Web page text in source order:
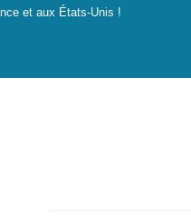
et aux États-Unis !